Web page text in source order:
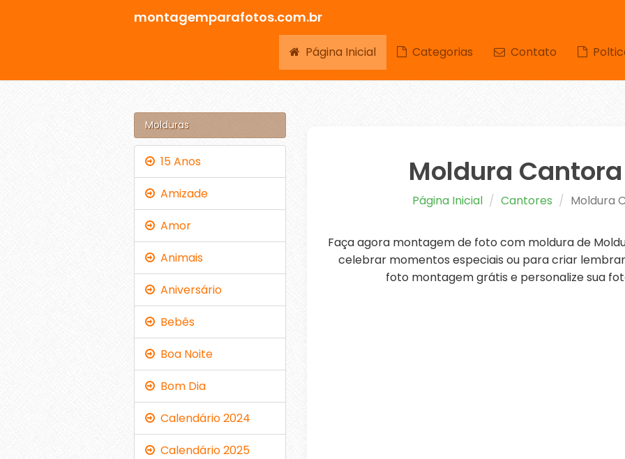
montagemparafotos.com.br
Página Inicial Categorias Contato
Moldura
Página Inicial Cantores Moldura
Faça agora montagem de foto com moldura de
celebrar momentos especiais ou para criar
foto montagem grátis e personalize sua
Molduras
15 Anos
Amizade
Amor
Animais
Aniversário
Bebês
Boa Noite
Bom Dia
Calendário 2024
Calendário 2025